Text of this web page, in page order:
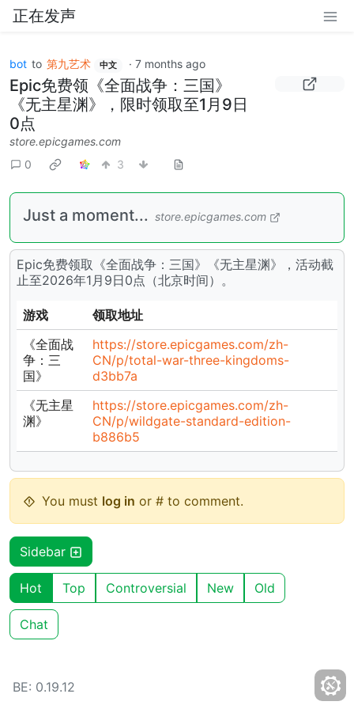
正在发声
bot to 第九艺术 中文 · 7 months ago
Epic免费领《全面战争：三国》
《无主星渊》，限时领取至1月9日
0点
store.epicgames.com
0
3
Just a moment... store.epicgames.com
Epic免费领取《全面战争：三国》《无主星渊》，活动截
止至2026年1月9日0点（北京时间）。
游戏
领取地址
《全面战
争：三
国》
https://store.epicgames.com/zh-
CN/p/total-war-three-kingdoms-
d3bb7a
《无主星
渊》
https://store.epicgames.com/zh-
CN/p/wildgate-standard-edition-
b886b5
You must log in or # to comment.
Sidebar
Hot Top Controversial New Old
Chat
BE: 0.19.12